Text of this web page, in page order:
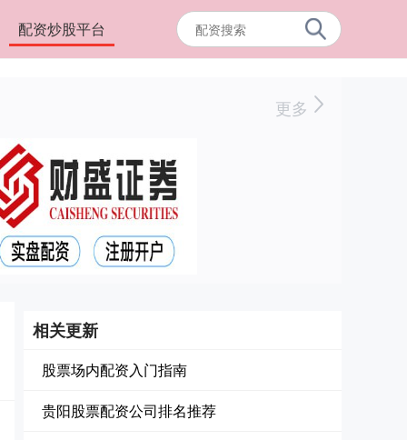
配资炒股平台
更多
相关更新
股票场内配资入门指南
贵阳股票配资公司排名推荐